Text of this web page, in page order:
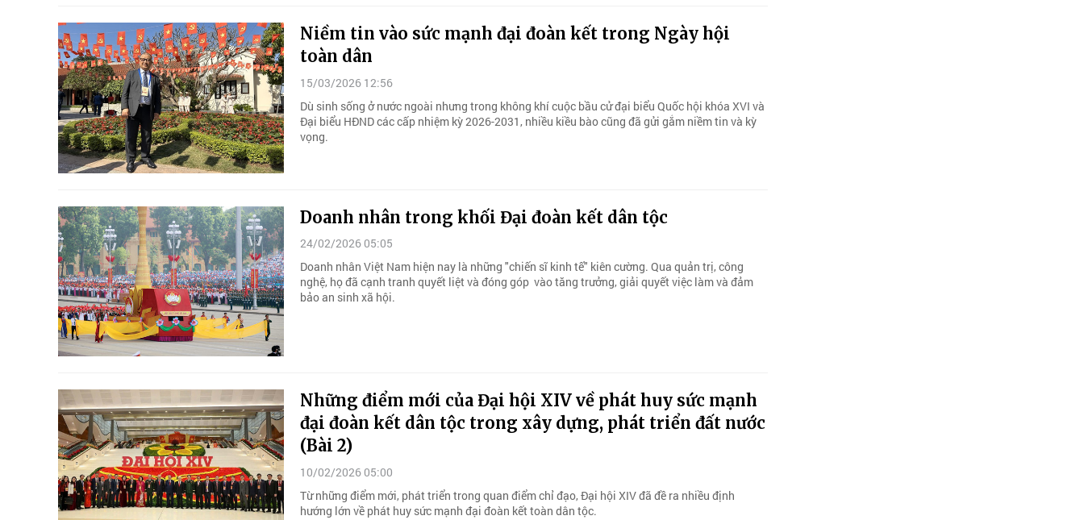
Niềm tin vào sức mạnh đại đoàn kết trong Ngày hội
toàn dân
15/03/2026 12:56
Dù sinh sống ở nước ngoài nhưng trong không khí cuộc bầu cử đại biểu Quốc hội khóa XVI và
Đại biểu HĐND các cấp nhiệm kỳ 2026-2031, nhiều kiều bào cũng đã gửi gắm niềm tin và kỳ
vọng.
Doanh nhân trong khối Đại đoàn kết dân tộc
24/02/2026 05:05
Doanh nhân Việt Nam hiện nay là những "chiến sĩ kinh tế" kiên cường. Qua quản trị, công
nghệ, họ đã cạnh tranh quyết liệt và đóng góp vào tăng trưởng, giải quyết việc làm và đảm
bảo an sinh xã hội.
Những điểm mới của Đại hội XIV về phát huy sức mạnh
đại đoàn kết dân tộc trong xây dựng, phát triển đất nước
(Bài 2)
10/02/2026 05:00
Từ những điểm mới, phát triển trong quan điểm chỉ đạo, Đại hội XIV đã đề ra nhiều định
hướng lớn về phát huy sức mạnh đại đoàn kết toàn dân tộc.